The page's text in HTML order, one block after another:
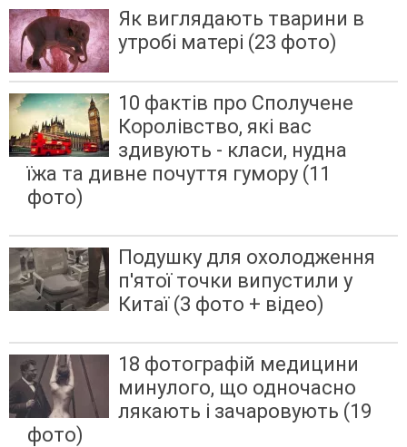
Як виглядають тварини в
утробі матері (23 фото)
10 фактів про Сполучене
Королівство, які вас
здивують - класи, нудна
їжа та дивне почуття гумору (11
фото)
Подушку для охолодження
п'ятої точки випустили у
Китаї (3 фото + відео)
18 фотографій медицини
минулого, що одночасно
лякають і зачаровують (19
фото)